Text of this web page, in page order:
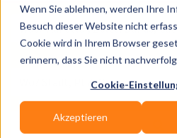
Wenn Sie ablehnen, werden Ihre
Besuch dieser Website nicht
Cookie wird in Ihrem Browser
erinnern, dass Sie nicht
Cookie-
Akzeptieren